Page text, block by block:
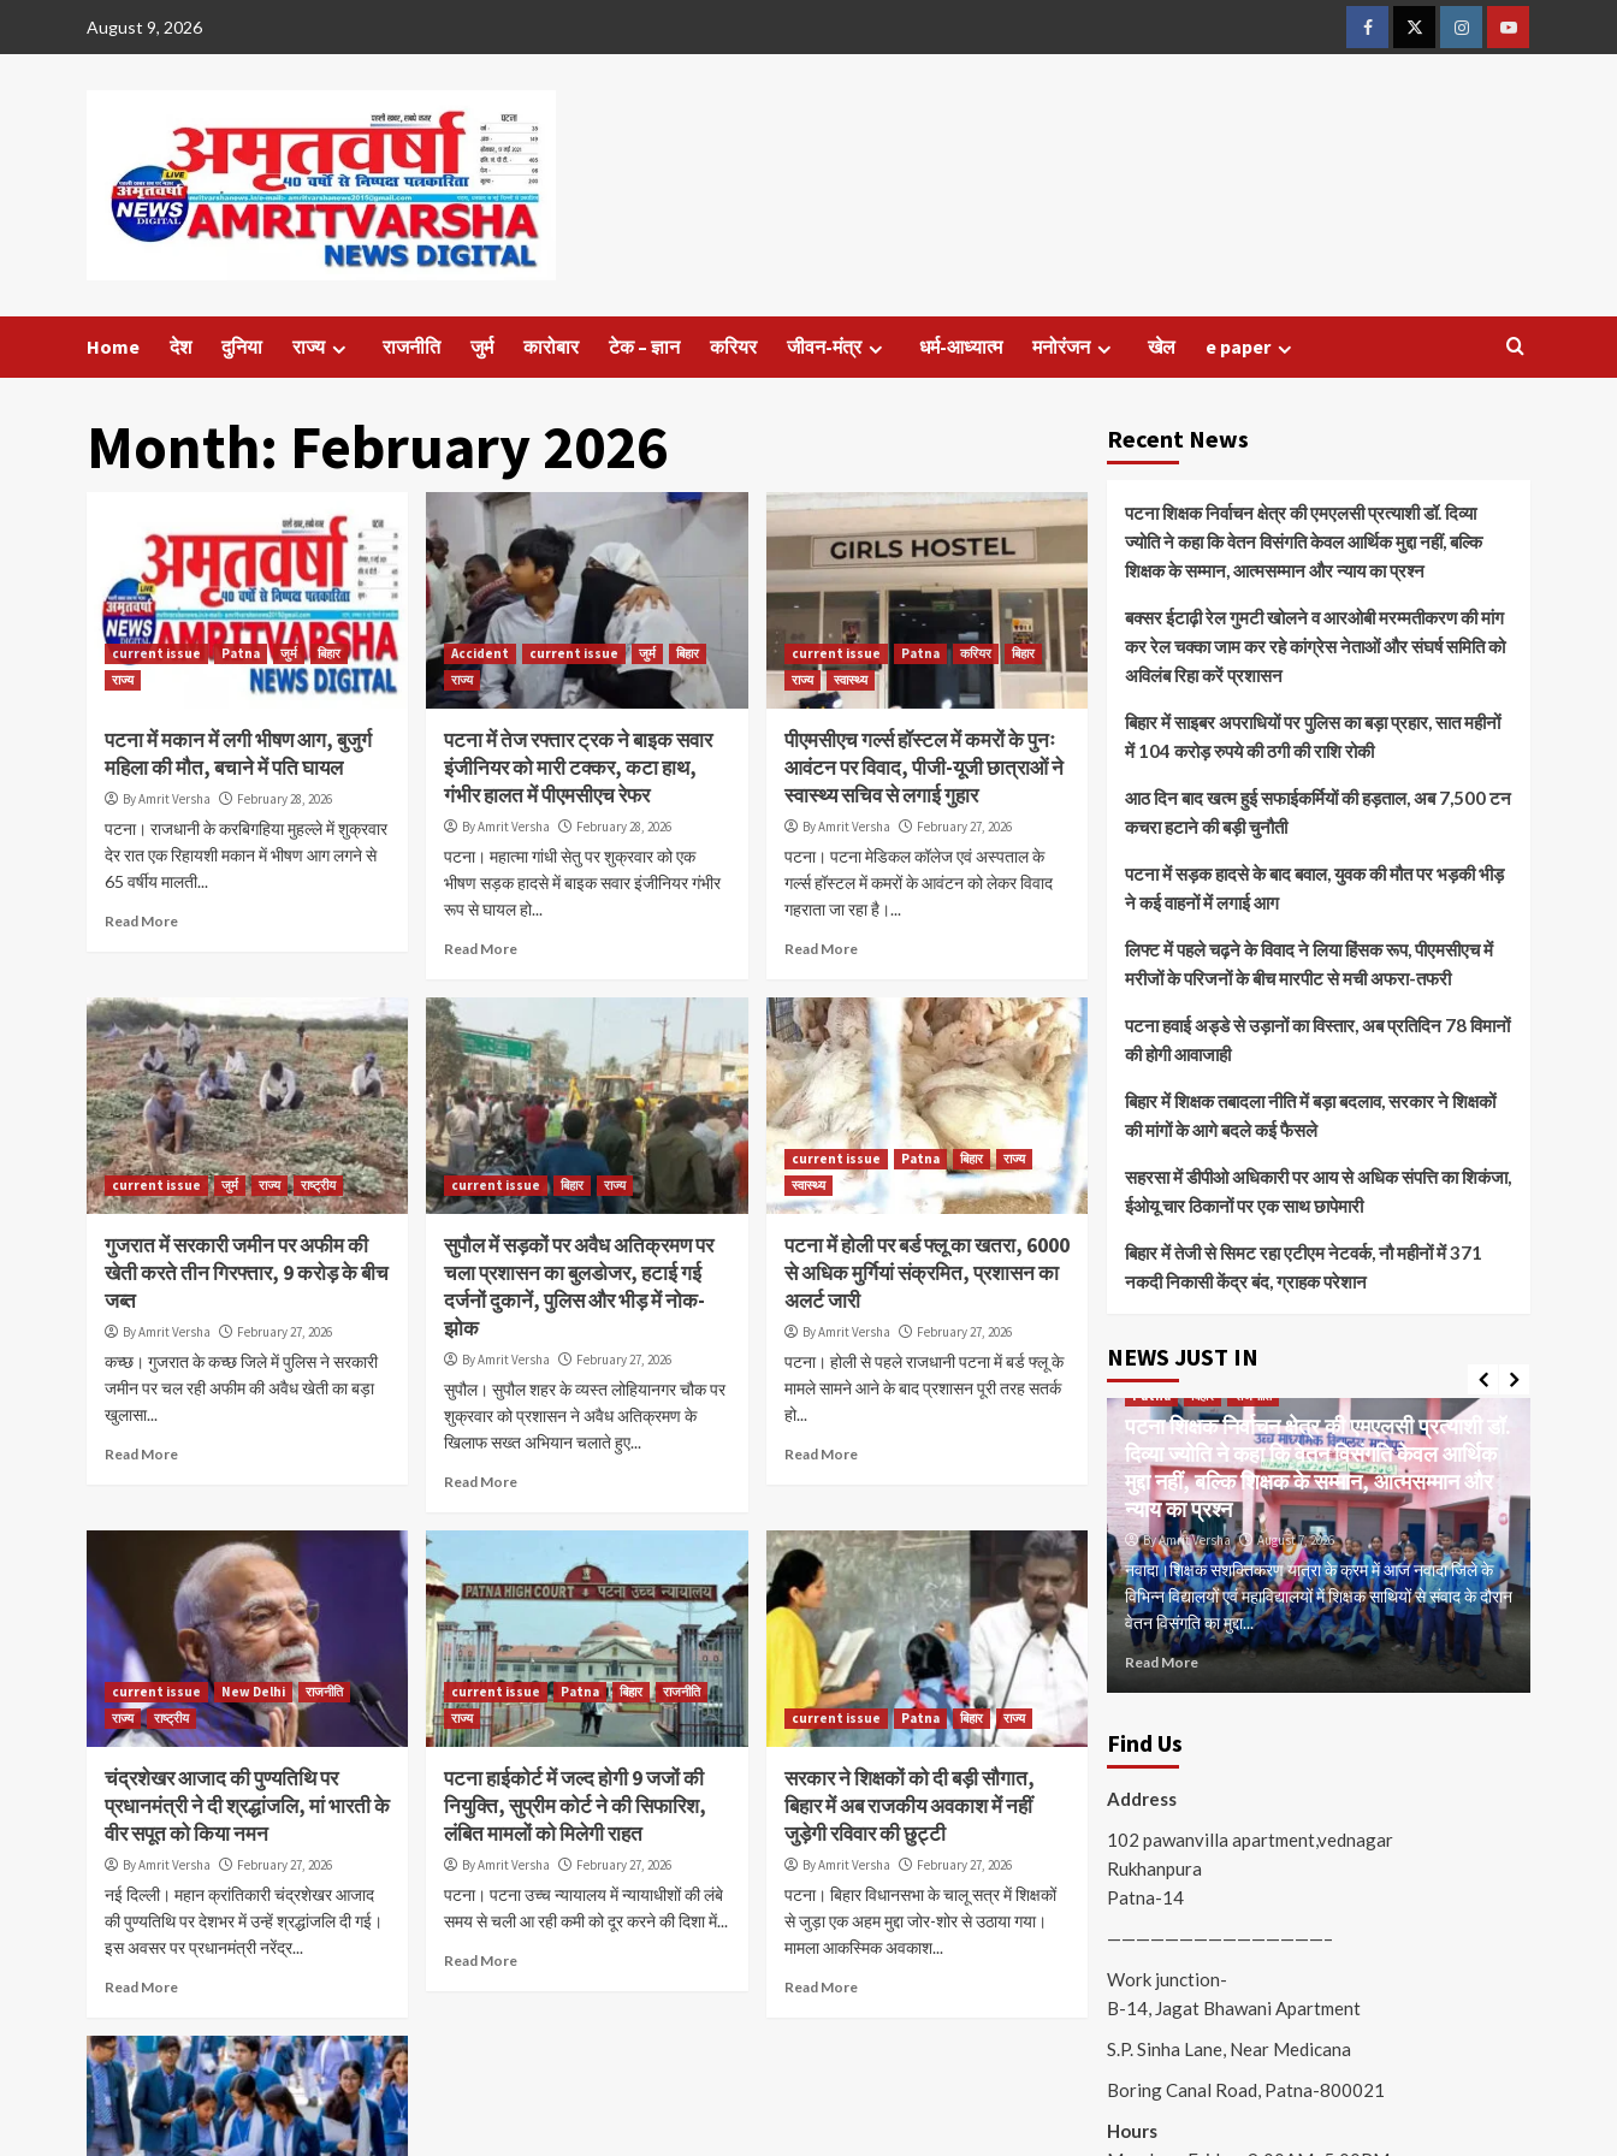
August 9, 2026
FacebookTwitterInstagramYoutube
Home देश दुनिया राज्य राजनीति जुर्म कारोबार टेक – ज्ञान करियर जीवन-मंत्र धर्म-आध्यात्म मनोरंजन खेल e paper
Month: February 2026
current issue Patna जुर्म
बिहार
राज्य
पटना में मकान में लगी भीषण आग, बुजुर्ग
महिला की मौत, बचाने में पति घायल
By Amrit Versha February 28, 2026
पटना। राजधानी के करबिगहिया मुहल्ले में शुक्रवार
देर रात एक रिहायशी मकान में भीषण आग लगने से
65 वर्षीय मालती...
Read More
Accident current issue जुर्म
बिहार
राज्य
पटना में तेज रफ्तार ट्रक ने बाइक सवार
इंजीनियर को मारी टक्कर, कटा हाथ,
गंभीर हालत में पीएमसीएच रेफर
By Amrit Versha February 28, 2026
पटना। महात्मा गांधी सेतु पर शुक्रवार को एक
भीषण सड़क हादसे में बाइक सवार इंजीनियर गंभीर
रूप से घायल हो...
Read More
current issue Patna करियर
बिहार
राज्य
स्वास्थ्य
पीएमसीएच गर्ल्स हॉस्टल में कमरों के पुनः
आवंटन पर विवाद, पीजी-यूजी छात्राओं ने
स्वास्थ्य सचिव से लगाई गुहार
By Amrit Versha February 27, 2026
पटना। पटना मेडिकल कॉलेज एवं अस्पताल के
गर्ल्स हॉस्टल में कमरों के आवंटन को लेकर विवाद
गहराता जा रहा है।...
Read More
current issue जुर्म राज्य राष्ट्रीय
गुजरात में सरकारी जमीन पर अफीम की
खेती करते तीन गिरफ्तार, 9 करोड़ के बीच
जब्त
By Amrit Versha February 27, 2026
कच्छ। गुजरात के कच्छ जिले में पुलिस ने सरकारी
जमीन पर चल रही अफीम की अवैध खेती का बड़ा
खुलासा...
Read More
current issue बिहार राज्य
सुपौल में सड़कों पर अवैध अतिक्रमण पर
चला प्रशासन का बुलडोजर, हटाई गई
दर्जनों दुकानें, पुलिस और भीड़ में नोक-
झोक
By Amrit Versha February 27, 2026
सुपौल। सुपौल शहर के व्यस्त लोहियानगर चौक पर
शुक्रवार को प्रशासन ने अवैध अतिक्रमण के
खिलाफ सख्त अभियान चलाते हुए...
Read More
current issue Patna बिहार
राज्य
स्वास्थ्य
पटना में होली पर बर्ड फ्लू का खतरा, 6000
से अधिक मुर्गियां संक्रमित, प्रशासन का
अलर्ट जारी
By Amrit Versha February 27, 2026
पटना। होली से पहले राजधानी पटना में बर्ड फ्लू के
मामले सामने आने के बाद प्रशासन पूरी तरह सतर्क
हो...
Read More
current issue New Delhi
राजनीति
राज्य
राष्ट्रीय
चंद्रशेखर आजाद की पुण्यतिथि पर
प्रधानमंत्री ने दी श्रद्धांजलि, मां भारती के
वीर सपूत को किया नमन
By Amrit Versha February 27, 2026
नई दिल्ली। महान क्रांतिकारी चंद्रशेखर आजाद
की पुण्यतिथि पर देशभर में उन्हें श्रद्धांजलि दी गई।
इस अवसर पर प्रधानमंत्री नरेंद्र...
Read More
current issue Patna बिहार
राजनीति
राज्य
पटना हाईकोर्ट में जल्द होगी 9 जजों की
नियुक्ति, सुप्रीम कोर्ट ने की सिफारिश,
लंबित मामलों को मिलेगी राहत
By Amrit Versha February 27, 2026
पटना। पटना उच्च न्यायालय में न्यायाधीशों की लंबे
समय से चली आ रही कमी को दूर करने की दिशा में...
Read More
current issue Patna बिहार राज्य
सरकार ने शिक्षकों को दी बड़ी सौगात,
बिहार में अब राजकीय अवकाश में नहीं
जुड़ेगी रविवार की छुट्टी
By Amrit Versha February 27, 2026
पटना। बिहार विधानसभा के चालू सत्र में शिक्षकों
से जुड़ा एक अहम मुद्दा जोर-शोर से उठाया गया।
मामला आकस्मिक अवकाश...
Read More
Recent News
पटना शिक्षक निर्वाचन क्षेत्र की एमएलसी प्रत्याशी डॉ. दिव्या
ज्योति ने कहा कि वेतन विसंगति केवल आर्थिक मुद्दा नहीं, बल्कि
शिक्षक के सम्मान, आत्मसम्मान और न्याय का प्रश्न
बक्सर ईटाढ़ी रेल गुमटी खोलने व आरओबी मरम्मतीकरण की मांग
कर रेल चक्का जाम कर रहे कांग्रेस नेताओं और संघर्ष समिति को
अविलंब रिहा करें प्रशासन
बिहार में साइबर अपराधियों पर पुलिस का बड़ा प्रहार, सात महीनों
में 104 करोड़ रुपये की ठगी की राशि रोकी
आठ दिन बाद खत्म हुई सफाईकर्मियों की हड़ताल, अब 7,500 टन
कचरा हटाने की बड़ी चुनौती
पटना में सड़क हादसे के बाद बवाल, युवक की मौत पर भड़की भीड़
ने कई वाहनों में लगाई आग
लिफ्ट में पहले चढ़ने के विवाद ने लिया हिंसक रूप, पीएमसीएच में
मरीजों के परिजनों के बीच मारपीट से मची अफरा-तफरी
पटना हवाई अड्डे से उड़ानों का विस्तार, अब प्रतिदिन 78 विमानों
की होगी आवाजाही
बिहार में शिक्षक तबादला नीति में बड़ा बदलाव, सरकार ने शिक्षकों
की मांगों के आगे बदले कई फैसले
सहरसा में डीपीओ अधिकारी पर आय से अधिक संपत्ति का शिकंजा,
ईओयू चार ठिकानों पर एक साथ छापेमारी
बिहार में तेजी से सिमट रहा एटीएम नेटवर्क, नौ महीनों में 371
नकदी निकासी केंद्र बंद, ग्राहक परेशान
NEWS JUST IN
current issue
By Amrit Versha August 7, 2026
अगमकुआं के जीरो माइल पर दुर्घटना के बाद राष्ट्रीय राजमार्ग रहा जाम,
पुलिस और प्रशासन को स्थिति संभालने में करनी पड़ी मशक्कत पुलिस
वाहनों, यात्री...
Read More
Patna बिहार राजनीति
पटना शिक्षक निर्वाचन क्षेत्र की एमएलसी प्रत्याशी डॉ.
दिव्या ज्योति ने कहा कि वेतन विसंगति केवल आर्थिक
मुद्दा नहीं, बल्कि शिक्षक के सम्मान, आत्मसम्मान और
न्याय का प्रश्न
By Amrit Versha August 7, 2026
नवादा।शिक्षक सशक्तिकरण यात्रा के क्रम में आज नवादा जिले के
विभिन्न विद्यालयों एवं महाविद्यालयों में शिक्षक साथियों से संवाद के दौरान
वेतन विसंगति का मुद्दा...
Read More
Find Us
Address
102 pawanvilla apartment,vednagar
Rukhanpura
Patna-14
———————————————–
Work junction-
B-14, Jagat Bhawani Apartment
S.P. Sinha Lane, Near Medicana
Boring Canal Road, Patna-800021
Hours